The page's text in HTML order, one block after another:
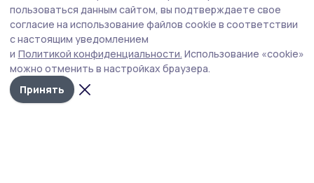
пользоваться данным сайтом, вы подтверждаете свое
согласие на использование файлов cookie в соответствии
с настоящим уведомлением
и Политикой конфиденциальности. Использование «cookie»
можно отменить в настройках браузера.
Принять